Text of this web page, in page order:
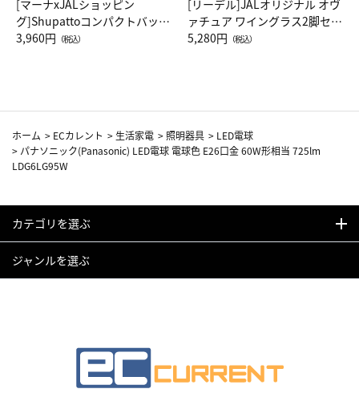
[マーナxJALショッピン
グ]Shupattoコンパクトバッグ
Drop JAL客室乗務員（LC）ス
3,960円 （税込）
[リーデル]JALオリジナル オヴ
ァチュア ワイングラス2脚セッ
ト（レッドワイン）
5,280円 （税込）
ホーム > ECカレント > 生活家電 > 照明器具 > LED電球
> パナソニック(Panasonic) LED電球 電球色 E26口金 60W形相当 725lm
LDG6LG95W
カテゴリを選ぶ
ジャンルを選ぶ